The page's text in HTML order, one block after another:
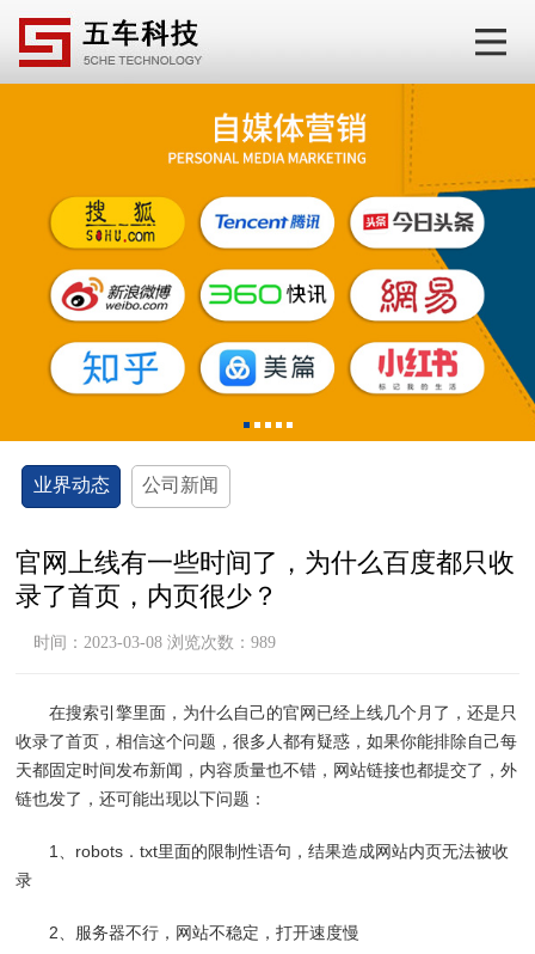
12345
业界动态 公司新闻
官网上线有一些时间了，为什么百度都只收
录了首页，内页很少？
时间：2023-03-08 浏览次数：989
在搜索引擎里面，为什么自己的官网已经上线几个月了，还是只
收录了首页，相信这个问题，很多人都有疑惑，如果你能排除自己每
天都固定时间发布新闻，内容质量也不错，网站链接也都提交了，外
链也发了，还可能出现以下问题：
1、robots．txt里面的限制性语句，结果造成网站内页无法被收
录
2、服务器不行，网站不稳定，打开速度慢